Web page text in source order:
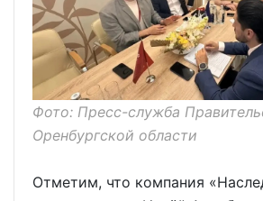
Фото: Пресс-служба
Оренбургской области
Отметим, что компания